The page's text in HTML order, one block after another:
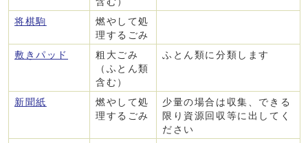
将棋駒
燃やして処
理するごみ
敷きパッド
粗大ごみ
（ふとん類
含む）
ふとん類に分類します
新聞紙
燃やして処
理するごみ
少量の場合は収集、できる
限り資源回収等に出してく
ださい